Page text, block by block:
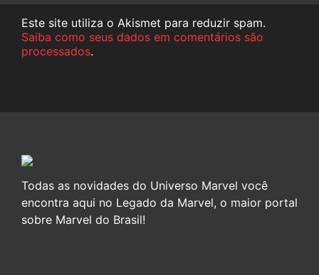
Este site utiliza o Akismet para reduzir spam.
Saiba como seus dados em comentários são
processados.
Todas as novidades do Universo Marvel você
encontra aqui no Legado da Marvel, o maior portal
sobre Marvel do Brasil!